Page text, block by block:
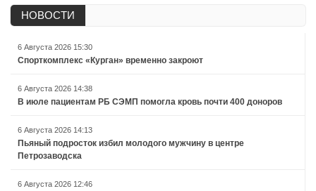
НОВОСТИ
6 Августа 2026 15:30
Спорткомплекс «Курган» временно закроют
6 Августа 2026 14:38
В июле пациентам РБ СЭМП помогла кровь почти 400 доноров
6 Августа 2026 14:13
Пьяный подросток избил молодого мужчину в центре
Петрозаводска
6 Августа 2026 12:46